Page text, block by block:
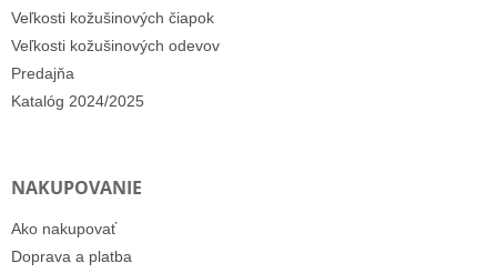
Veľkosti kožušinových čiapok
Veľkosti kožušinových odevov
Predajňa
Katalóg 2024/2025
NAKUPOVANIE
Ako nakupovať
Doprava a platba